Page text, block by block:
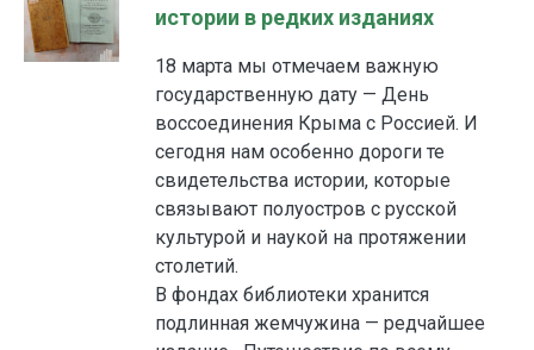
истории в редких изданиях
18 марта мы отмечаем важную
государственную дату — День
воссоединения Крыма с Россией. И
сегодня нам особенно дороги те
свидетельства истории, которые
связывают полуостров с русской
культурой и наукой на протяжении
столетий.
В фондах библиотеки хранится
подлинная жемчужина — редчайшее